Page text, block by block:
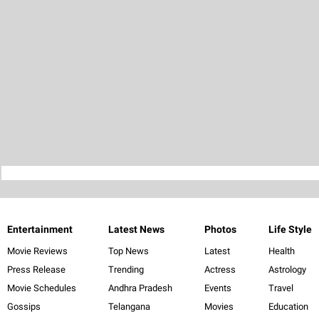
Entertainment
Movie Reviews
Press Release
Movie Schedules
Gossips
Latest News
Top News
Trending
Andhra Pradesh
Telangana
Photos
Latest
Actress
Events
Movies
Life Style
Health
Astrology
Travel
Education